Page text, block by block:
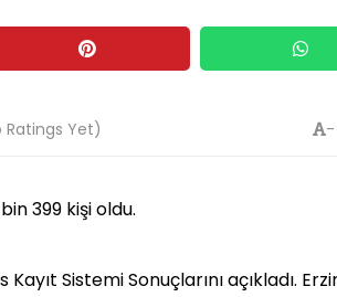
Ratings Yet) -
399 kişi oldu.
Sistemi Sonuçlarını açıkladı.